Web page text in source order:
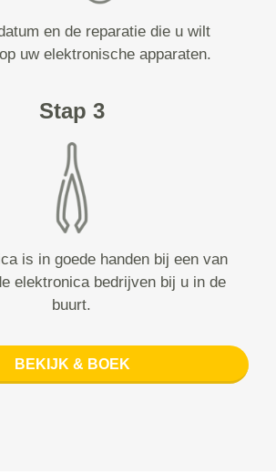
en de reparatie die u wilt
uw elektronische apparaten.
Stap 3
is in goede handen bij een van
elektronica bedrijven bij u in de
buurt.
BEKIJK & BOEK